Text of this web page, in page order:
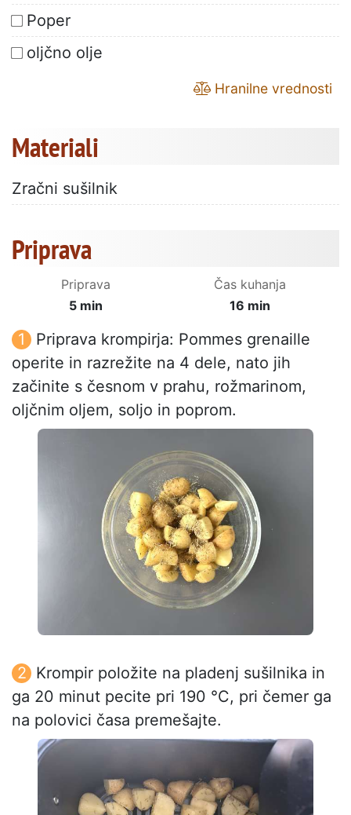
Poper
oljčno olje
Hranilne vrednosti
Materiali
Zračni sušilnik
Priprava
Priprava
5 min
Čas kuhanja
16 min
Priprava krompirja: Pommes grenaille
operite in razrežite na 4 dele, nato jih
začinite s česnom v prahu, rožmarinom,
oljčnim oljem, soljo in poprom.
Krompir položite na pladenj sušilnika in
ga 20 minut pecite pri 190 °C, pri čemer ga
na polovici časa premešajte.